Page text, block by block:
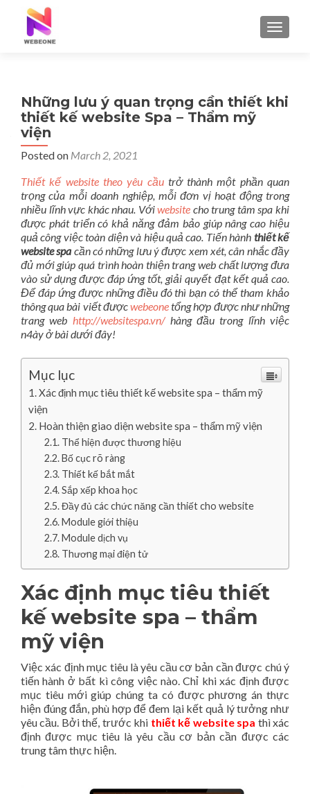
Những lưu ý quan trọng cần thiết khi
thiết kế website Spa – Thẩm mỹ
viện
Posted on March 2, 2021
Thiết kế website theo yêu cầutrở thành một phần quan
trọng của mỗi doanh nghiệp, mỗi đơn vị hoạt động trong
nhiều lĩnh vực khác nhau. Vớiwebsite cho trung tâm spa khi
được phát triển có khả năng đảm bảo giúp nâng cao hiệu
quả công việc toàn diện và hiệu quả cao. Tiến hành thiết kế
website spa cần có những lưu ý được xem xét, cân nhắc đầy
đủ mới giúp quá trình hoàn thiện trang web chất lượng đưa
vào sử dụng được đáp ứng tốt, giải quyết đạt kết quả cao.
Để đáp ứng được những điều đó thì bạn có thể tham khảo
thông qua bài viết đượcwebeonetổng hợp được như những
trang web http://websitespa.vn/hàng đầu trong lĩnh việc
n4ày ở bài dưới đây!
Mục lục
Xác định mục tiêu thiết kế website spa – thẩm mỹ
viện
Hoàn thiện giao diện website spa – thẩm mỹ viện
Thể hiện được thương hiệu
Bố cục rõ ràng
Thiết kế bắt mắt
Sắp xếp khoa học
Đầy đủ các chức năng cần thiết cho website
Module giới thiệu
Module dịch vụ
Thương mại điện tử
Xác định mục tiêu thiết
kế website spa – thẩm
mỹ viện
Việc xác định mục tiêu là yêu cầu cơ bản cần được chú ý
tiến hành ở bất kì công việc nào. Chỉ khi xác định được
mục tiêu mới giúp chúng ta có được phương án thực
hiện đúng đắn, phù hợp để đem lại kết quả lý tưởng như
yêu cầu. Bởi thế, trước khi thiết kế website spa thì xác
định được mục tiêu là yêu cầu cơ bản cần được các
trung tâm thực hiện.